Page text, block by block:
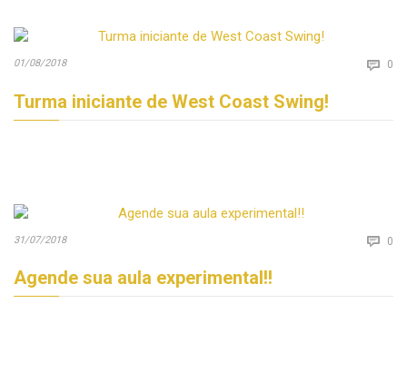
01/08/2018  0
Turma iniciante de West Coast Swing!
31/07/2018  0
Agende sua aula experimental!!